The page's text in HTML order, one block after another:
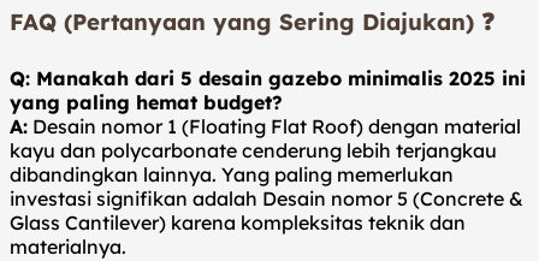
FAQ (Pertanyaan yang Sering Diajukan) ❓
Q: Manakah dari 5 desain gazebo minimalis 2025 ini
yang paling hemat budget?
A: Desain nomor 1 (Floating Flat Roof) dengan material
kayu dan polycarbonate cenderung lebih terjangkau
dibandingkan lainnya. Yang paling memerlukan
investasi signifikan adalah Desain nomor 5 (Concrete &
Glass Cantilever) karena kompleksitas teknik dan
materialnya.